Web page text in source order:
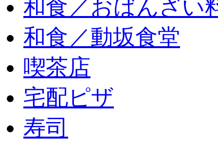
和食／おばんざい
和食／動坂食堂
喫茶店
宅配ピザ
寿司